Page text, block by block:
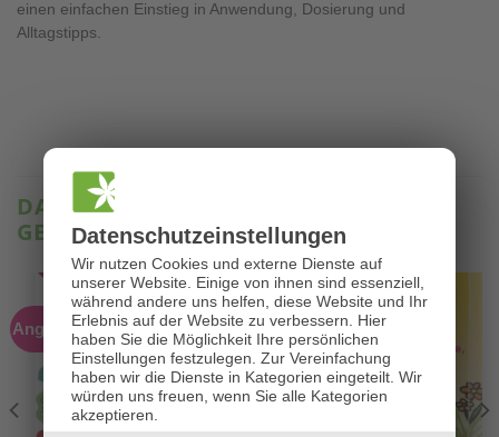
Datenschutz­einstellungen
Wir nutzen Cookies und externe Dienste auf
unserer Website. Einige von ihnen sind essenziell,
während andere uns helfen, diese Website und Ihr
Erlebnis auf der Website zu verbessern. Hier
haben Sie die Möglichkeit Ihre persönlichen
Einstellungen festzulegen. Zur Vereinfachung
haben wir die Dienste in Kategorien eingeteilt. Wir
würden uns freuen, wenn Sie alle Kategorien
akzeptieren.
einen einfachen Einstieg in Anwendung, Dosierung und
Alltagstipps.
DAS KÖNNTE IHNEN AUCH
GEFALLEN …
Angebot!